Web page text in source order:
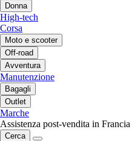
Donna
High-tech
Corsa
Moto e scooter
Off-road
Avventura
Manutenzione
Bagagli
Outlet
Marche
Assistenza post-vendita in Francia
Cerca